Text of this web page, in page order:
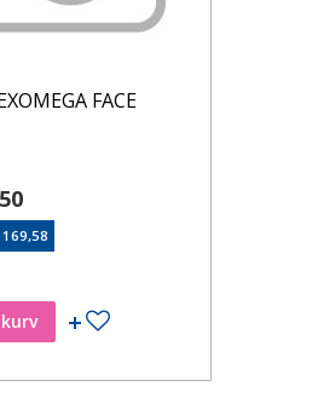
FACE
Tilføj til ønskeseddel